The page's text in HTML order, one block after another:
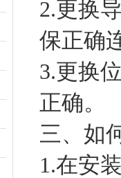
2.更换
保正确
3.更换
正确。
三、如
1.在安